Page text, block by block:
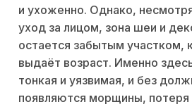
и ухоженно. Однако,
уход за лицом, зона шеи и
остается забытым участком,
выдаёт возраст. Именно
тонкая и уязвимая, и без
появляются морщины, потеря